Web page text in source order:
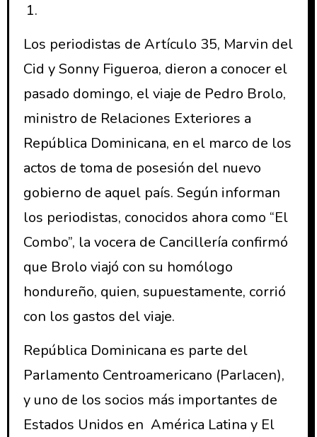
Los periodistas de Artículo 35, Marvin del
Cid y Sonny Figueroa, dieron a conocer el
pasado domingo, el viaje de Pedro Brolo,
ministro de Relaciones Exteriores a
República Dominicana, en el marco de los
actos de toma de posesión del nuevo
gobierno de aquel país. Según informan
los periodistas, conocidos ahora como “El
Combo”, la vocera de Cancillería confirmó
que Brolo viajó con su homólogo
hondureño, quien, supuestamente, corrió
con los gastos del viaje.
República Dominicana es parte del
Parlamento Centroamericano (Parlacen),
y uno de los socios más importantes de
Estados Unidos en América Latina y El